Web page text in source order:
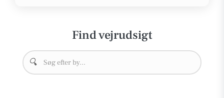
Find vejrudsigt
🔍